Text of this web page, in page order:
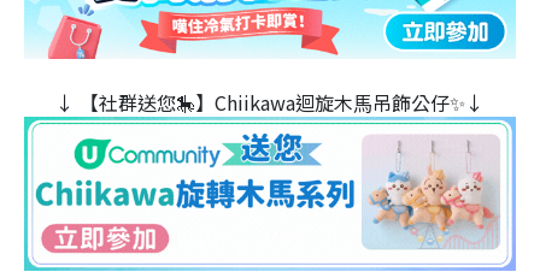
↓ 【社群送您🎠】Chiikawa迴旋木⾺吊飾公仔✨↓